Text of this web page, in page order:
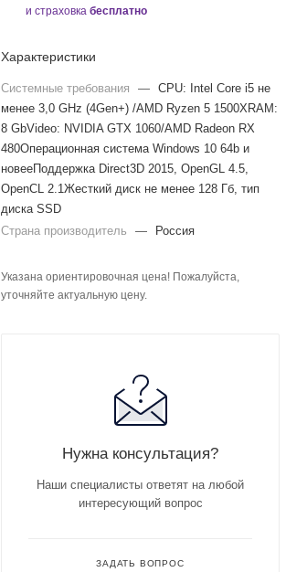
и страховка бесплатно
Характеристики
Системные требования — CPU: Intel Core i5 не
менее 3,0 GHz (4Gen+) /AMD Ryzen 5 1500XRAM:
8 GbVideo: NVIDIA GTX 1060/AMD Radeon RX
480Операционная система Windows 10 64b и
новееПоддержка Direct3D 2015, OpenGL 4.5,
OpenCL 2.1Жесткий диск не менее 128 Гб, тип
диска SSD
Страна производитель
— Россия
Указана ориентировочная цена! Пожалуйста,
уточняйте актуальную цену.
Нужна консультация?
Наши специалисты ответят на любой
интересующий вопрос
ЗАДАТЬ ВОПРОС